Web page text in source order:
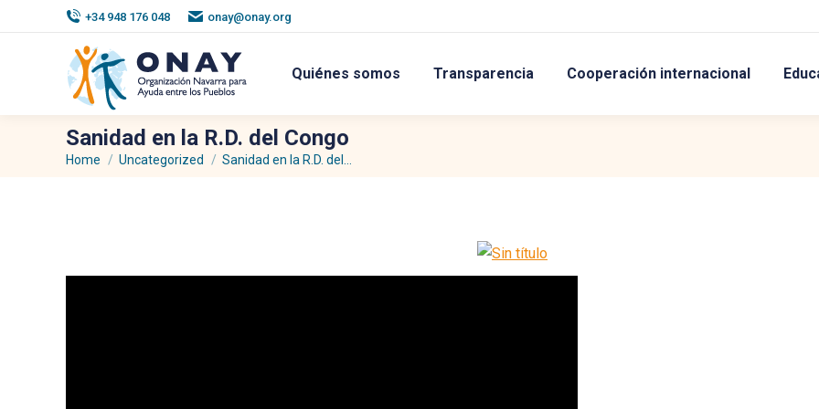
+34 948 176 048 onay@onay.org
Quiénes somos Transparencia Cooperación internacional
Sanidad en la R.D. del Congo
You are here:
Home Uncategorized Sanidad en la R.D. del…